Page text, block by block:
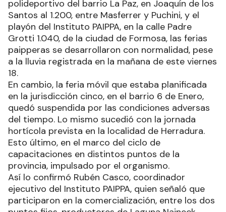
polideportivo del barrio La Paz, en Joaquín de los
Santos al 1.200, entre Masferrer y Puchini, y el
playón del Instituto PAIPPA, en la calle Padre
Grotti 1.040, de la ciudad de Formosa, las ferias
paipperas se desarrollaron con normalidad, pese
a la lluvia registrada en la mañana de este viernes
18.
En cambio, la feria móvil que estaba planificada
en la jurisdicción cinco, en el barrio 6 de Enero,
quedó suspendida por las condiciones adversas
del tiempo. Lo mismo sucedió con la jornada
hortícola prevista en la localidad de Herradura.
Esto último, en el marco del ciclo de
capacitaciones en distintos puntos de la
provincia, impulsado por el organismo.
Así lo confirmó Rubén Casco, coordinador
ejecutivo del Instituto PAIPPA, quien señaló que
participaron en la comercialización, entre los dos